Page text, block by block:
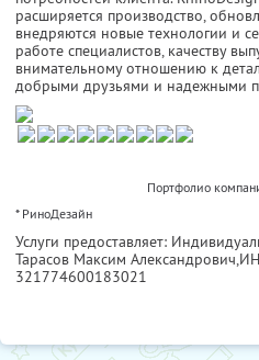
расширяется производство,
внедряются новые технологии и
работе специалистов, качеству
внимательному отношению к
добрыми друзьями и надежными
Портфолио
* РиноДезайн
Услуги предоставляет:
Тарасов Максим Александрович,
321774600183021